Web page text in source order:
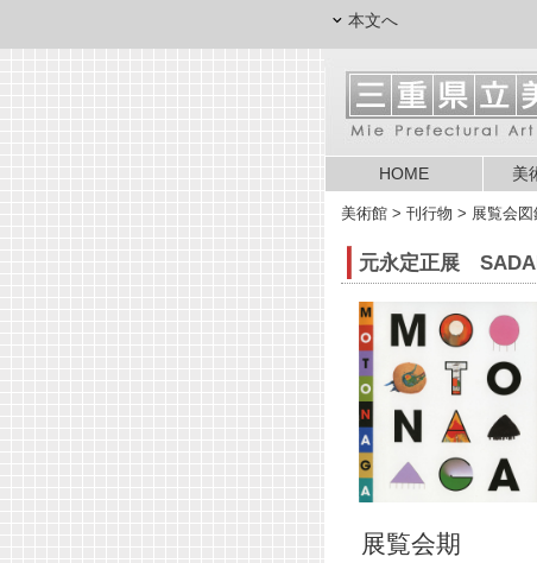
本文へ
HOME 美
美術館 > 刊行物 > 展覧会
元永定正展
展覧会期